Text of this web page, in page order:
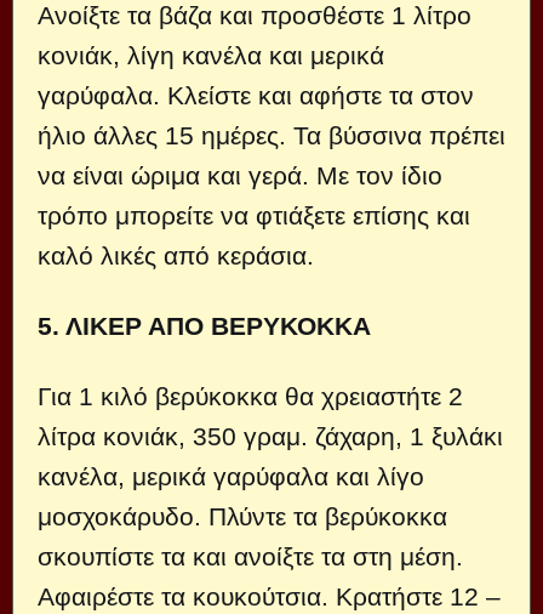
Ανοίξτε τα βάζα και προσθέστε 1 λίτρο
κονιάκ, λίγη κανέλα και μερικά
γαρύφαλα. Κλείστε και αφήστε τα στον
ήλιο άλλες 15 ημέρες. Τα βύσσινα πρέπει
να είναι ώριμα και γερά. Με τον ίδιο
τρόπο μπορείτε να φτιάξετε επίσης και
καλό λικές από κεράσια.
5. ΛΙΚΕΡ ΑΠΟ ΒΕΡΥΚΟΚΚΑ
Για 1 κιλό βερύκοκκα θα χρειαστήτε 2
λίτρα κονιάκ, 350 γραμ. ζάχαρη, 1 ξυλάκι
κανέλα, μερικά γαρύφαλα και λίγο
μοσχοκάρυδο. Πλύντε τα βερύκοκκα
σκουπίστε τα και ανοίξτε τα στη μέση.
Αφαιρέστε τα κουκούτσια. Κρατήστε 12 –